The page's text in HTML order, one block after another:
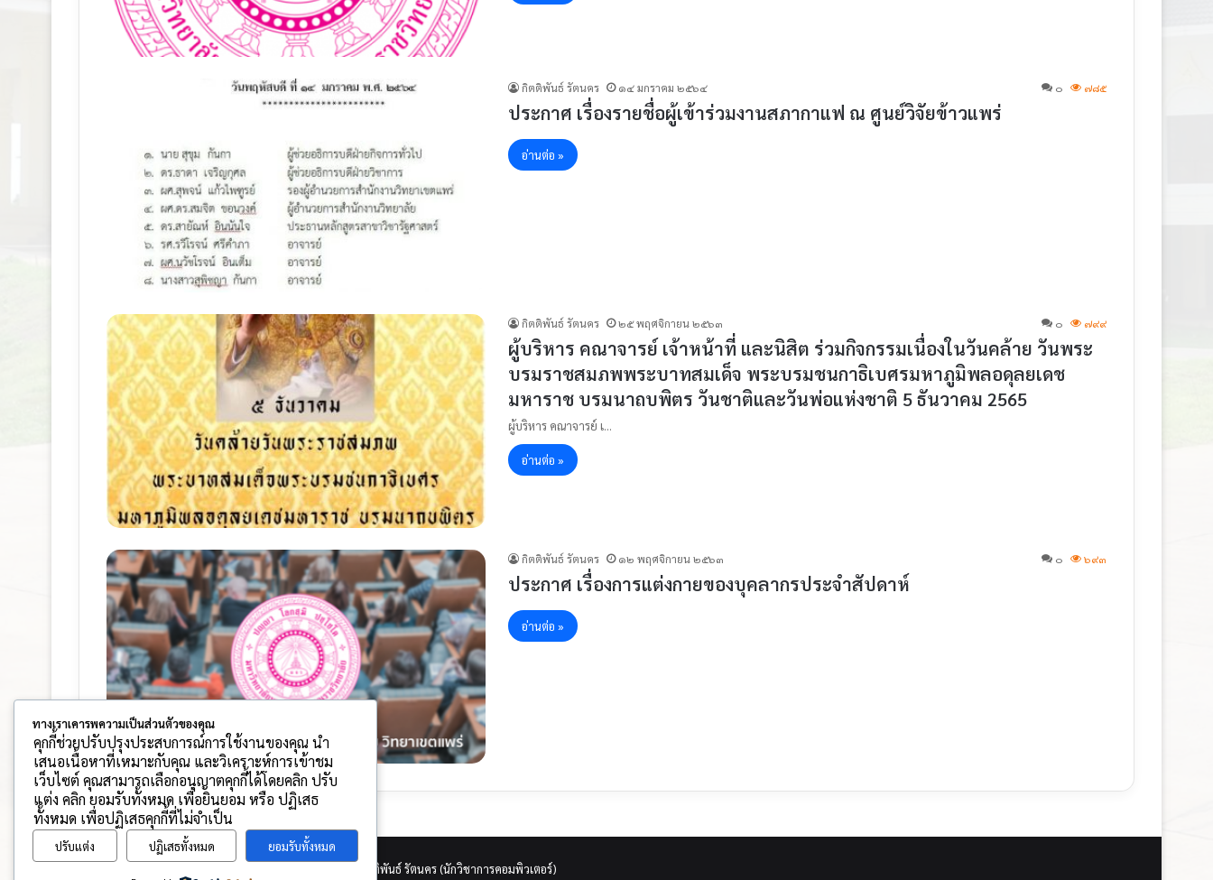
กิตติพันธ์ รัตนคร ๑๔ มกราคม ๒๕๖๔ ๐ ๗๘๕
ประกาศ เรื่องรายชื่อผู้เข้าร่วมงานสภากาแฟ ณ ศูนย์วิจัยข้าวแพร่
อ่านต่อ »
กิตติพันธ์ รัตนคร ๒๕ พฤศจิกายน ๒๕๖๓ ๐ ๗๙๙
ผู้บริหาร คณาจารย์ เจ้าหน้าที่ และนิสิต ร่วมกิจกรรมเนื่องในวันคล้าย วันพระ
บรมราชสมภพพระบาทสมเด็จ พระบรมชนกาธิเบศรมหาภูมิพลอดุลยเดช
มหาราช บรมนาถบพิตร วันชาติและวันพ่อแห่งชาติ 5 ธันวาคม 2565
ผู้บริหาร คณาจารย์ เ…
อ่านต่อ »
กิตติพันธ์ รัตนคร ๑๒ พฤศจิกายน ๒๕๖๓ ๐ ๖๙๓
ประกาศ เรื่องการแต่งกายของบุคลากรประจำสัปดาห์
อ่านต่อ »
พัฒนาโดย กิตติพันธ์ รัตนคร (นักวิชาการคอมพิวเตอร์)
ทางเราเคารพความเป็นส่วนตัวของคุณ
คุกกี้ช่วยปรับปรุงประสบการณ์การใช้งานของคุณ นำ
เสนอเนื้อหาที่เหมาะกับคุณ และวิเคราะห์การเข้าชม
เว็บไซต์ คุณสามารถเลือกอนุญาตคุกกี้ได้โดยคลิก ปรับ
แต่ง คลิก ยอมรับทั้งหมด เพื่อยินยอม หรือ ปฏิเสธ
ทั้งหมด เพื่อปฏิเสธคุกกี้ที่ไม่จำเป็น
ปรับแต่ง ปฏิเสธทั้งหมด ยอมรับทั้งหมด